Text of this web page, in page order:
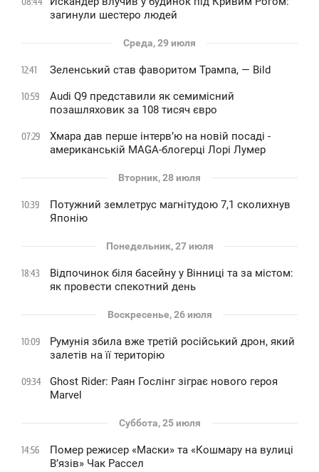
загинули шестеро людей
Среда, 29 июля
12:41 Зеленський став фаворитом Трампа, — Bild
10:59
Audi Q9 представили як семимісний
позашляховик за 108 тисяч євро
07:29
Хмара дав перше інтервʼю на новій посаді -
американській MAGA-блогерці Лорі Лумер
Вторник, 28 июля
10:39
Потужний землетрус магнітудою 7,1 сколихнув
Японію
Понедельник, 27 июля
18:43
Відпочинок біля басейну у Вінниці та за містом:
як провести спекотний день
Воскресенье, 26 июля
10:09
Румунія збила вже третій російський дрон, який
залетів на її територію
09:34
Ghost Rider: Раян Гослінг зіграє нового героя
Marvel
Суббота, 25 июля
14:56
Помер режисер «Маски» та «Кошмару на вулиці
В’язів» Чак Рассел